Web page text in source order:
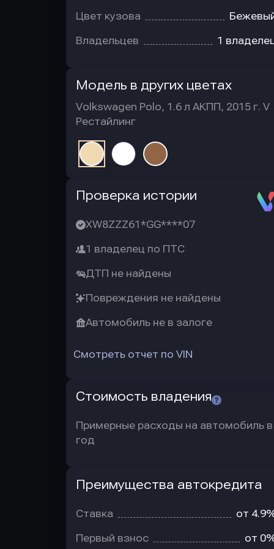
Цвет кузова
Владельцев 1
Модель в других цветах
Volkswagen Polo, 1.6 л АКПП, 2015 г. V
Рестайлинг
Проверка истории
XW8ZZZ61*GG****07
1 владелец по ПТС
ДТП не найдены
Повреждения не найдены
Автомобиль не в залоге
Смотреть отчет по VIN
Стоимость владения
Примерные расходы на автомобиль в
год
Преимущества автокредита
Ставка от
Первый взнос от